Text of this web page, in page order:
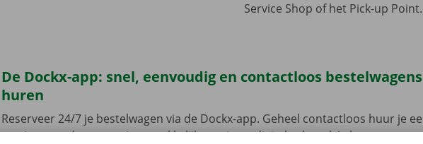
Service Shop of het Pick-up Point.
De Dockx-app: snel, eenvoudig en contactloos bestelwagens
huren
Reserveer 24/7 je bestelwagen via de Dockx-app. Geheel contactloos huur je
camionette, deze open je gemakkelijk met jouw digitale sleutel. Je bent zo op